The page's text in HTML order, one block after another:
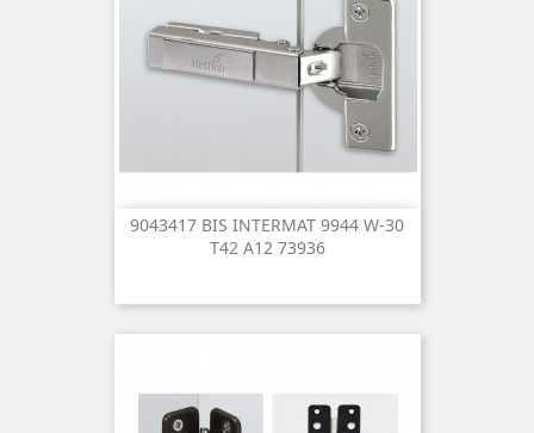
9043417 BIS INTERMAT 9944 W-30
T42 A12 73936